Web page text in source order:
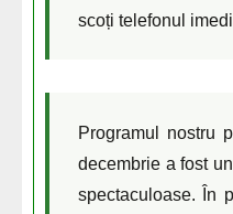
scoți telefonul
Programul nostru
decembrie a fost
spectaculoase. În